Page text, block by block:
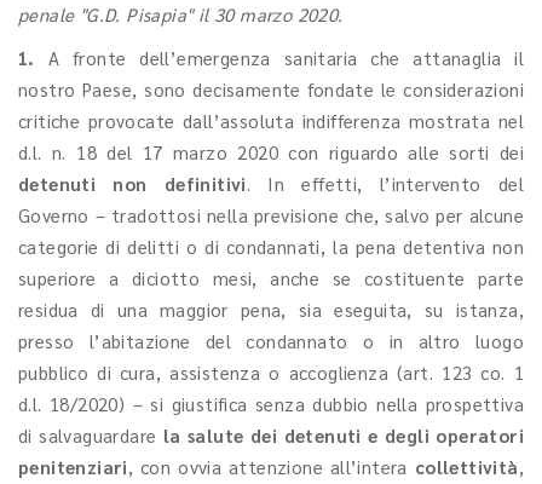
penale "G.D. Pisapia" il 30 marzo 2020.
1. A fronte dell’emergenza sanitaria che attanaglia il
nostro Paese, sono decisamente fondate le considerazioni
critiche provocate dall’assoluta indifferenza mostrata nel
d.l. n. 18 del 17 marzo 2020 con riguardo alle sorti dei
detenuti non definitivi . In effetti, l’intervento del
Governo – tradottosi nella previsione che, salvo per alcune
categorie di delitti o di condannati, la pena detentiva non
superiore a diciotto mesi, anche se costituente parte
residua di una maggior pena, sia eseguita, su istanza,
presso l’abitazione del condannato o in altro luogo
pubblico di cura, assistenza o accoglienza (art. 123 co. 1
d.l. 18/2020) – si giustifica senza dubbio nella prospettiva
di salvaguardare la salute dei detenuti e degli operatori
penitenziari , con ovvia attenzione all’intera collettività